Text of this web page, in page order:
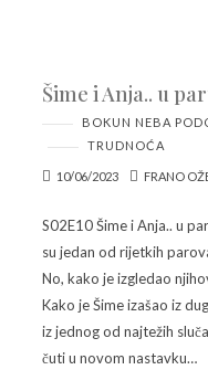
Šime i Anja.. u
BOKUN NEBA
TRUDNOĆA
10/06/2023 FRANO
S02E10 Šime i Anja.. u
su jedan od rijetkih
No, kako je izgledao
Kako je Šime izašao iz
iz jednog od najtežih
čuti u novom nastavku…